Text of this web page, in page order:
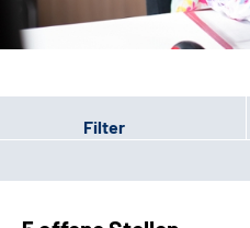
Filter